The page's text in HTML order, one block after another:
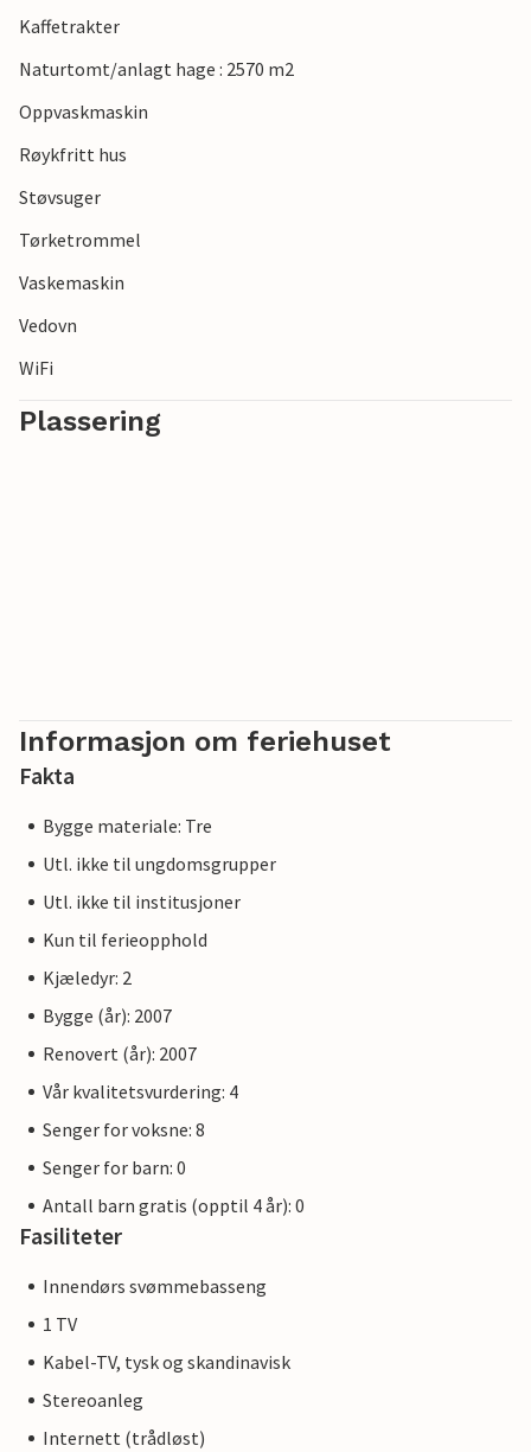
Kaffetrakter
Naturtomt/anlagt hage : 2570 m2
Oppvaskmaskin
Røykfritt hus
Støvsuger
Tørketrommel
Vaskemaskin
Vedovn
WiFi
Plassering
Informasjon om feriehuset
Fakta
Bygge materiale: Tre
Utl. ikke til ungdomsgrupper
Utl. ikke til institusjoner
Kun til ferieopphold
Kjæledyr: 2
Bygge (år): 2007
Renovert (år): 2007
Vår kvalitetsvurdering: 4
Senger for voksne: 8
Senger for barn: 0
Antall barn gratis (opptil 4 år): 0
Fasiliteter
Innendørs svømmebasseng
1 TV
Kabel-TV, tysk og skandinavisk
Stereoanleg
Internett (trådløst)